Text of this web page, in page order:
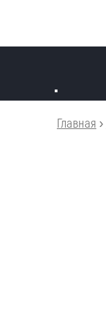
Главная ›